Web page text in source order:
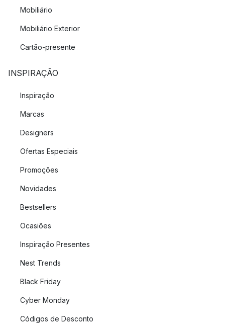
Mobiliário
Mobiliário Exterior
Cartão-presente
INSPIRAÇÃO
Inspiração
Marcas
Designers
Ofertas Especiais
Promoções
Novidades
Bestsellers
Ocasiões
Inspiração Presentes
Nest Trends
Black Friday
Cyber Monday
Códigos de Desconto